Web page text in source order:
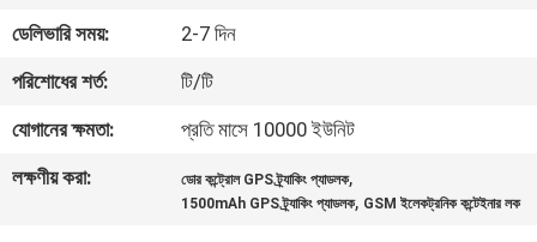
মান
নিয়ন্ত্রণ
যোগাযোগ
করুন
ডেলিভারি সময়:
2-7 দিন
পরিশোধের শর্ত:
টি/টি
যোগানের ক্ষমতা:
প্রতি মাসে 10000 ইউনিট
লক্ষণীয় করা:
ডোর কন্ট্রোল GPS ট্র্যাকিং প্যাডলক,
1500mAh GPS ট্র্যাকিং প্যাডলক, GSM ইলেকট্রনিক কন্টেইনার লক